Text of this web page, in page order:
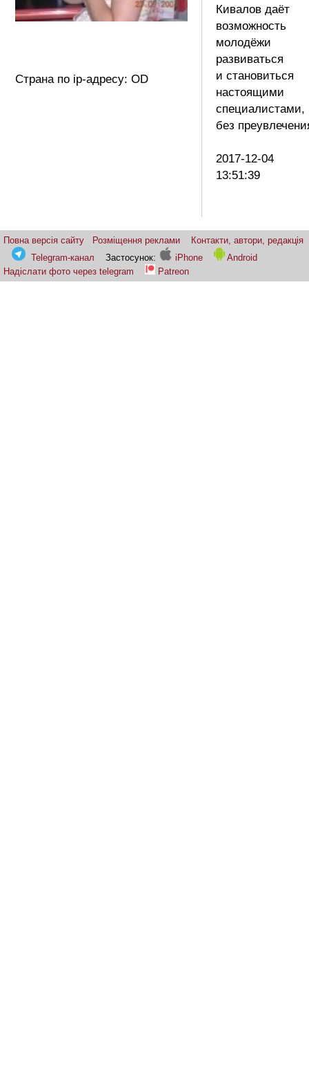
Страна по ip-адресу: OD
Кивалов даёт
возможность
молодёжи
развиваться
и становиться
настоящими
специалистами,
без
2017-12-04
13:51:39
Повна версія сайту Розміщення реклами
Контакти, автори, редакція
Telegram-канал
Застосунок: iPhone
Android
Надіслати фото через telegram
Patreon